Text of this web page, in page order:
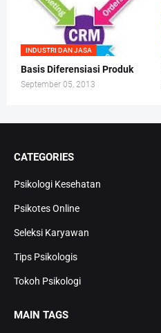
INDUSTRI DAN JASA
Basis Diferensiasi Produk
September 05, 2013
CATEGORIES
Psikologi Kesehatan
Psikotes Online
Seleksi Karyawan
Tips Psikologis
Tokoh Psikologi
MAIN TAGS